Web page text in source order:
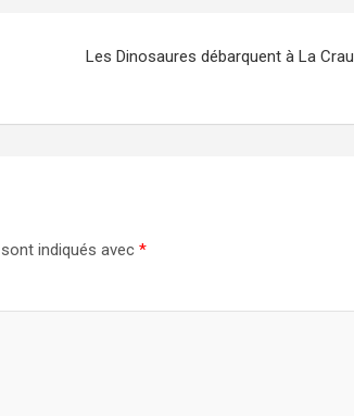
Les Dinosaures débarquent à La Crau
indiqués avec *